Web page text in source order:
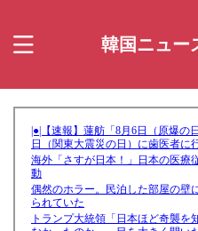
韓国ニュー